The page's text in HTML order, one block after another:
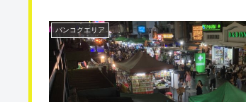
バンコクエリア